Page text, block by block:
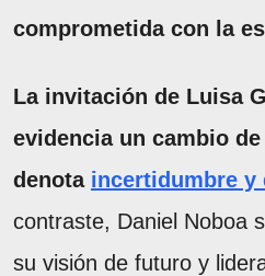
comprometida con la
La invitación de Luisa
evidencia un cambio
denota incertidumbre y
contraste, Daniel Noboa
su visión de futuro y